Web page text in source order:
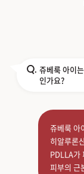
Q. 쥬베룩 아이
인가요?
쥬베룩 아
히알루론
PDLLA가
피부의 근